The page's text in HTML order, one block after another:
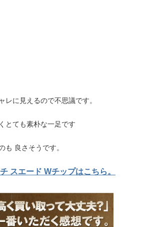
に見えるので不思議です。
とても素朴な一足です
も 良さそうです。
エード Wチップはこちら。